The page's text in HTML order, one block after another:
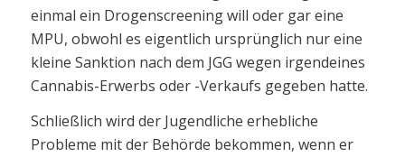
einmal ein Drogenscreening will oder gar eine
MPU, obwohl es eigentlich ursprünglich nur eine
kleine Sanktion nach dem JGG wegen irgendeines
Cannabis-Erwerbs oder -Verkaufs gegeben hatte.
Schließlich wird der Jugendliche erhebliche
Probleme mit der Behörde bekommen, wenn er